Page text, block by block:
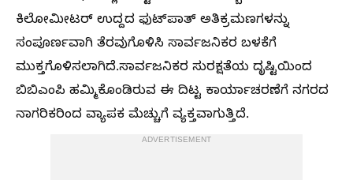
ಕಿಲೋಮೀಟರ್ ಉದ್ದದ ಫುಟ್‌ಪಾತ್ ಅತಿಕ್ರಮಣಗಳನ್ನು
ಸಂಪೂರ್ಣವಾಗಿ ತೆರವುಗೊಳಿಸಿ ಸಾರ್ವಜನಿಕರ ಬಳಕೆಗೆ
ಮುಕ್ತಗೊಳಿಸಲಾಗಿದೆ.ಸಾರ್ವಜನಿಕರ ಸುರಕ್ಷತೆಯ ದೃಷ್ಟಿಯಿಂದ
ಬಿಬಿಎಂಪಿ ಹಮ್ಮಿಕೊಂಡಿರುವ ಈ ದಿಟ್ಟ ಕಾರ್ಯಾಚರಣೆಗೆ ನಗರದ
ನಾಗರಿಕರಿಂದ ವ್ಯಾಪಕ ಮೆಚ್ಚುಗೆ ವ್ಯಕ್ತವಾಗುತ್ತಿದೆ.
ADVERTISEMENT